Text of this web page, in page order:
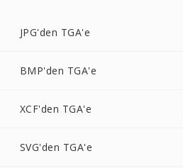
JPG'den TGA'e
BMP'den TGA'e
XCF'den TGA'e
SVG'den TGA'e